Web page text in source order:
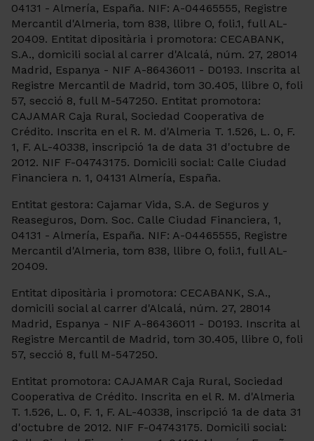
04131 - Almería, España. NIF: A-04465555, Registre
Mercantil d'Almeria, tom 838, llibre O, foli.1, full AL-
20409. Entitat dipositària i promotora: CECABANK,
S.A., domicili social al carrer d'Alcalá, núm. 27, 28014
Madrid, Espanya - NIF A-86436011 - D0193. Inscrita al
Registre Mercantil de Madrid, tom 30.405, llibre 0, foli
57, secció 8, full M-547250. Entitat promotora:
CAJAMAR Caja Rural, Sociedad Cooperativa de
Crédito. Inscrita en el R. M. d'Almeria T. 1.526, L. 0, F.
1, F. AL-40338, inscripció 1a de data 31 d'octubre de
2012. NIF F-04743175. Domicili social: Calle Ciudad
Financiera n. 1, 04131 Almería, España.
Entitat gestora: Cajamar Vida, S.A. de Seguros y
Reaseguros, Dom. Soc. Calle Ciudad Financiera, 1,
04131 - Almería, España. NIF: A-04465555, Registre
Mercantil d'Almeria, tom 838, llibre O, foli.1, full AL-
20409.
Entitat dipositària i promotora: CECABANK, S.A.,
domicili social al carrer d'Alcalá, núm. 27, 28014
Madrid, Espanya - NIF A-86436011 - D0193. Inscrita al
Registre Mercantil de Madrid, tom 30.405, llibre 0, foli
57, secció 8, full M-547250.
Entitat promotora: CAJAMAR Caja Rural, Sociedad
Cooperativa de Crédito. Inscrita en el R. M. d'Almeria
T. 1.526, L. 0, F. 1, F. AL-40338, inscripció 1a de data 31
d'octubre de 2012. NIF F-04743175. Domicili social: